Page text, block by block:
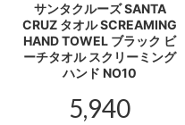
サンタクルーズ SANTA
CRUZ タオル SCREAMING
HAND TOWEL ブラック ビ
ーチタオル スクリーミング
ハンド NO10
5,940